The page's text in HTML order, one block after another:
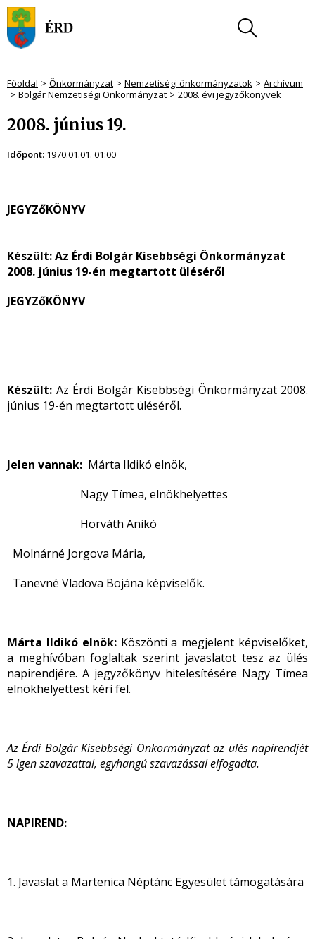
Főoldal Önkormányzat Nemzetiségi önkormányzatok
Archívum
Bolgár Nemzetiségi Önkormányzat
2008. évi jegyzőkönyvek
2008. június 19.
Időpont: 1970.01.01. 01:00
JEGYZőKÖNYV
Készült:Az Érdi Bolgár Kisebbségi Önkormányzat
2008. június 19-én megtartott üléséről
JEGYZőKÖNYV
Készült: Az Érdi Bolgár Kisebbségi Önkormányzat 2008.
június 19-én megtartott üléséről.
Jelen vannak: Márta Ildikó elnök,
Nagy Tímea, elnökhelyettes
Horváth Anikó
Molnárné Jorgova Mária,
Tanevné Vladova Bojána képviselők.
Márta Ildikó elnök: Köszönti a megjelent képviselőket,
a meghívóban foglaltak szerint javaslatot tesz az ülés
napirendjére. A jegyzőkönyv hitelesítésére Nagy Tímea
elnökhelyettest kéri fel.
Az Érdi Bolgár Kisebbségi Önkormányzat az ülés napirendjét
5 igen szavazattal, egyhangú szavazással elfogadta.
NAPIREND:
1. Javaslat a Martenica Néptánc Egyesület támogatására